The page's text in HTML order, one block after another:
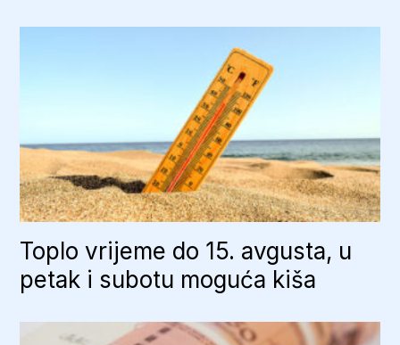
Toplo vrijeme do 15. avgusta, u
petak i subotu moguća kiša